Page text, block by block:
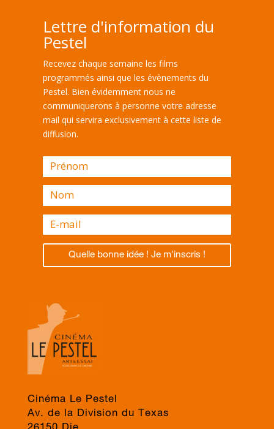
Lettre d'information du
Pestel
Recevez chaque semaine les films
programmés ainsi que les évènements du
Pestel. Bien évidemment nous ne
communiquerons à personne votre adresse
mail qui servira exclusivement à cette liste de
diffusion.
Quelle bonne idée ! Je m'inscris !
Cinéma Le Pestel
Av. de la Division du Texas